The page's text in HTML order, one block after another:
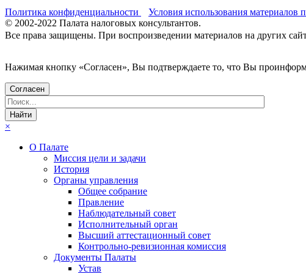
Политика конфиденциальности Условия использования материалов
© 2002-2022 Палата налоговых консультантов.
Все права защищены. При воспроизведении материалов на других
Нажимая кнопку «Согласен», Вы подтверждаете то, что Вы
Согласен
×
О Палате
Миссия цели и задачи
История
Органы управления
Общее собрание
Правление
Наблюдательный совет
Исполнительный орган
Высший аттестационный совет
Контрольно-ревизионная комиссия
Документы Палаты
Устав